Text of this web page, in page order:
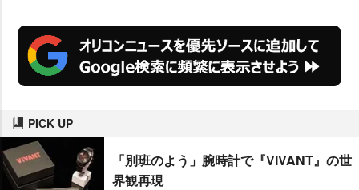
PICK UP
「別班のよう」腕時計で『VIVANT』の世
界観再現